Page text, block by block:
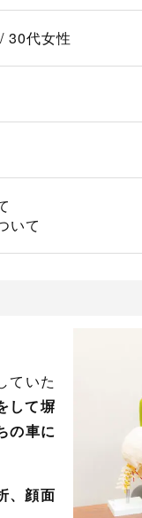
30代女性
いて
ていた
して塀
の車に
、顔面